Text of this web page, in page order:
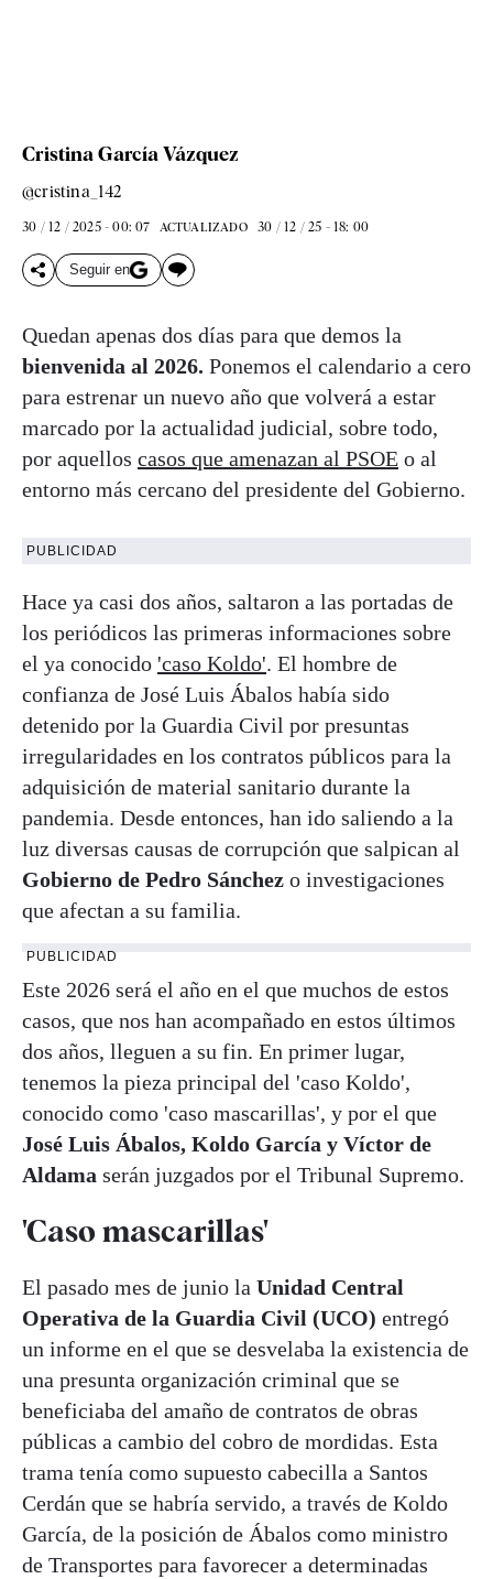
Cristina García Vázquez
@cristina_142
30 / 12 / 2025 - 00: 07 ACTUALIZADO 30 / 12 / 25 - 18: 00
Seguir en
Quedan apenas dos días para que demos la
bienvenida al 2026. Ponemos el calendario a cero
para estrenar un nuevo año que volverá a estar
marcado por la actualidad judicial, sobre todo,
por aquellos casos que amenazan al PSOE o al
entorno más cercano del presidente del Gobierno.
PUBLICIDAD
Hace ya casi dos años, saltaron a las portadas de
los periódicos las primeras informaciones sobre
el ya conocido 'caso Koldo'. El hombre de
confianza de José Luis Ábalos había sido
detenido por la Guardia Civil por presuntas
irregularidades en los contratos públicos para la
adquisición de material sanitario durante la
pandemia. Desde entonces, han ido saliendo a la
luz diversas causas de corrupción que salpican al
Gobierno de Pedro Sánchez o investigaciones
que afectan a su familia.
PUBLICIDAD
Este 2026 será el año en el que muchos de estos
casos, que nos han acompañado en estos últimos
dos años, lleguen a su fin. En primer lugar,
tenemos la pieza principal del 'caso Koldo',
conocido como 'caso mascarillas', y por el que
José Luis Ábalos, Koldo García y Víctor de
Aldama serán juzgados por el Tribunal Supremo.
'Caso mascarillas'
El pasado mes de junio la Unidad Central
Operativa de la Guardia Civil (UCO) entregó
un informe en el que se desvelaba la existencia de
una presunta organización criminal que se
beneficiaba del amaño de contratos de obras
públicas a cambio del cobro de mordidas. Esta
trama tenía como supuesto cabecilla a Santos
Cerdán que se habría servido, a través de Koldo
García, de la posición de Ábalos como ministro
de Transportes para favorecer a determinadas